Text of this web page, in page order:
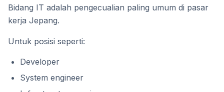
Bidang IT adalah pengecualian paling umum di pasar
kerja Jepang.
Untuk posisi seperti:
Developer
System engineer